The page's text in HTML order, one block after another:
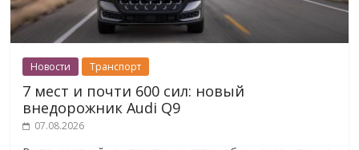
Новости Транспорт
7 мест и почти 600 сил: новый
внедорожник Audi Q9
07.08.2026